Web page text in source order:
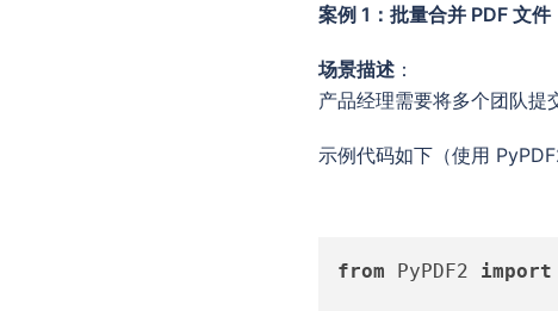
案例 1：批量合并 PDF 文件
场景描述 ：
产品经理需要将多个团队提
示例代码如下（使用
from PyPDF2 import